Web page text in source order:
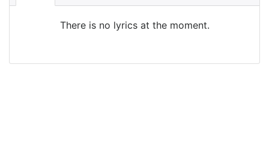
There is no lyrics at the moment.